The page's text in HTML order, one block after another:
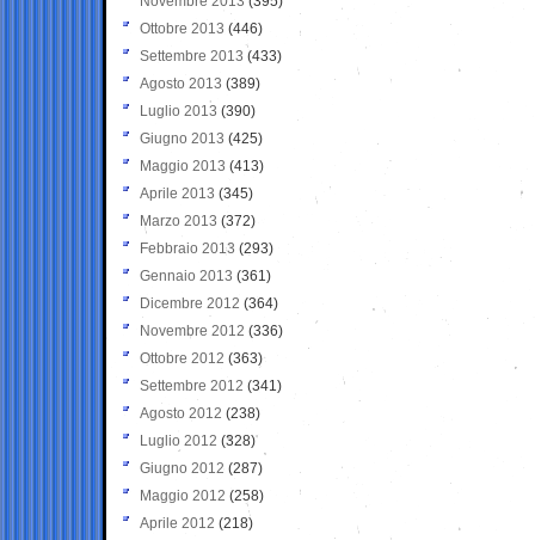
Ottobre 2013 (446)
Settembre 2013 (433)
Agosto 2013 (389)
Luglio 2013 (390)
Giugno 2013 (425)
Maggio 2013 (413)
Aprile 2013 (345)
Marzo 2013 (372)
Febbraio 2013 (293)
Gennaio 2013 (361)
Dicembre 2012 (364)
Novembre 2012 (336)
Ottobre 2012 (363)
Settembre 2012 (341)
Agosto 2012 (238)
Luglio 2012 (328)
Giugno 2012 (287)
Maggio 2012 (258)
Aprile 2012 (218)